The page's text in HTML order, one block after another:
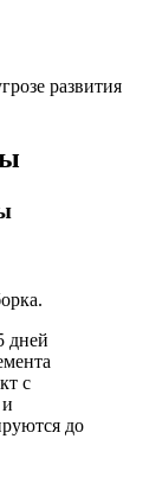
развития
дней
с
до